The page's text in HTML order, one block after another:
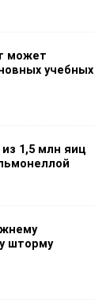
может
учебных
из 1,5 млн яиц
шторму